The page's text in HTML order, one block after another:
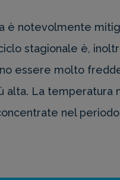
è notevolmente
stagionale è,
essere molto
La temperatura
nel